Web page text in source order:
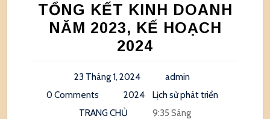
TỔNG KẾT KINH DOANH
NĂM 2023, KẾ HOẠCH
2024
23 Tháng 1, 2024
admin
0 Comments
2024
Lịch sử phát triển
TRANG CHỦ
9:35 Sáng